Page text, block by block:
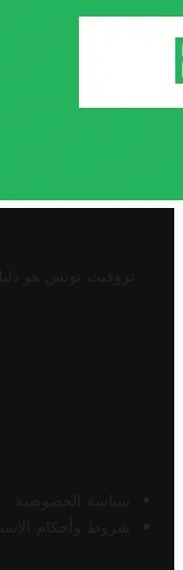
تروفيت تونس هو
سياسة الخصوصية
شروط وأحكام